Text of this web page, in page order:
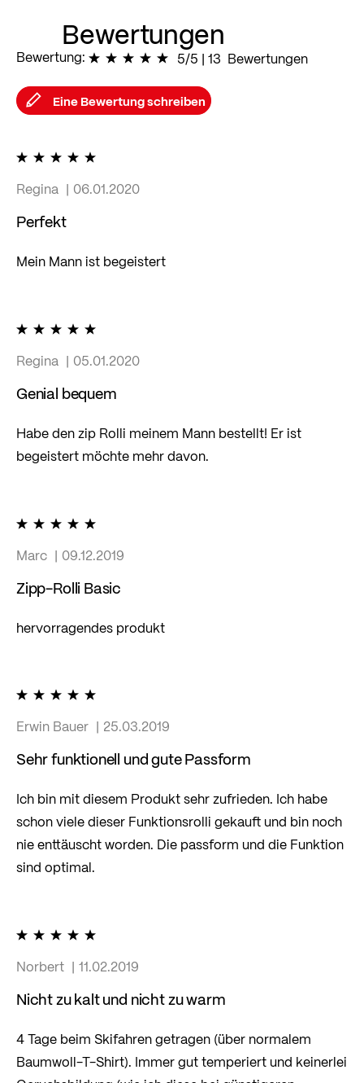
Bewertungen
Bewertung: 100
% of 100
5/5 | 13 Bewertungen
Eine Bewertung schreiben
Regina
06.01.2020
Perfekt
Mein Mann ist begeistert
Regina
05.01.2020
Genial bequem
Habe den zip Rolli meinem Mann bestellt! Er ist
begeistert möchte mehr davon.
Marc
09.12.2019
Zipp-Rolli Basic
hervorragendes produkt
Erwin Bauer
25.03.2019
Sehr funktionell und gute Passform
Ich bin mit diesem Produkt sehr zufrieden. Ich habe
schon viele dieser Funktionsrolli gekauft und bin noch
nie enttäuscht worden. Die passform und die Funktion
sind optimal.
Norbert
11.02.2019
Nicht zu kalt und nicht zu warm
4 Tage beim Skifahren getragen (über normalem
Baumwoll-T-Shirt). Immer gut temperiert und keinerlei